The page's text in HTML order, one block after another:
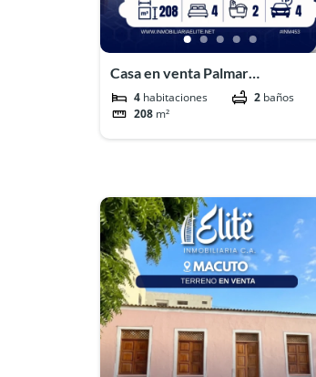
Casa en venta Palmar
Este#INM453
4 habitaciones 2 baños
208 m²